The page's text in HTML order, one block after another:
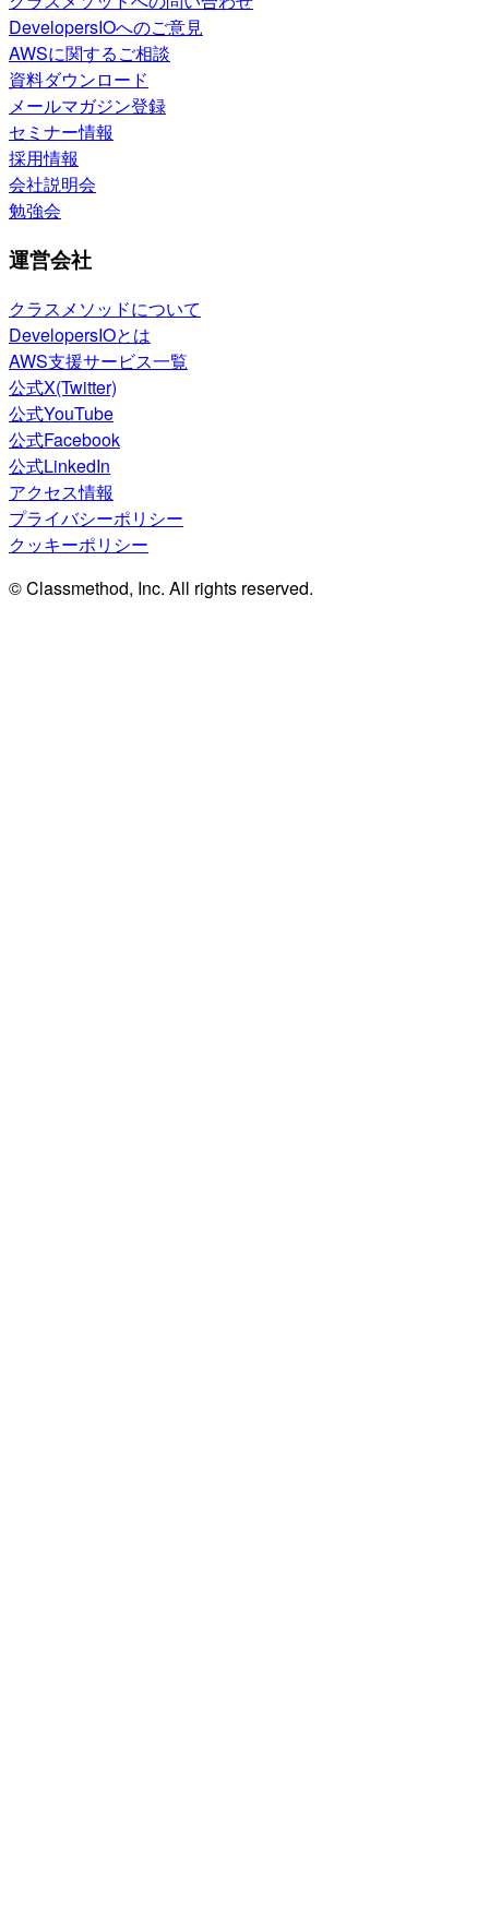
DevelopersIOへのご意見
AWSに関するご相談
資料ダウンロード
メールマガジン登録
セミナー情報
採用情報
会社説明会
勉強会
運営会社
クラスメソッドについて
DevelopersIOとは
AWS支援サービス一覧
公式X(Twitter)
公式YouTube
公式Facebook
公式LinkedIn
アクセス情報
プライバシーポリシー
クッキーポリシー
© Classmethod, Inc. All rights reserved.